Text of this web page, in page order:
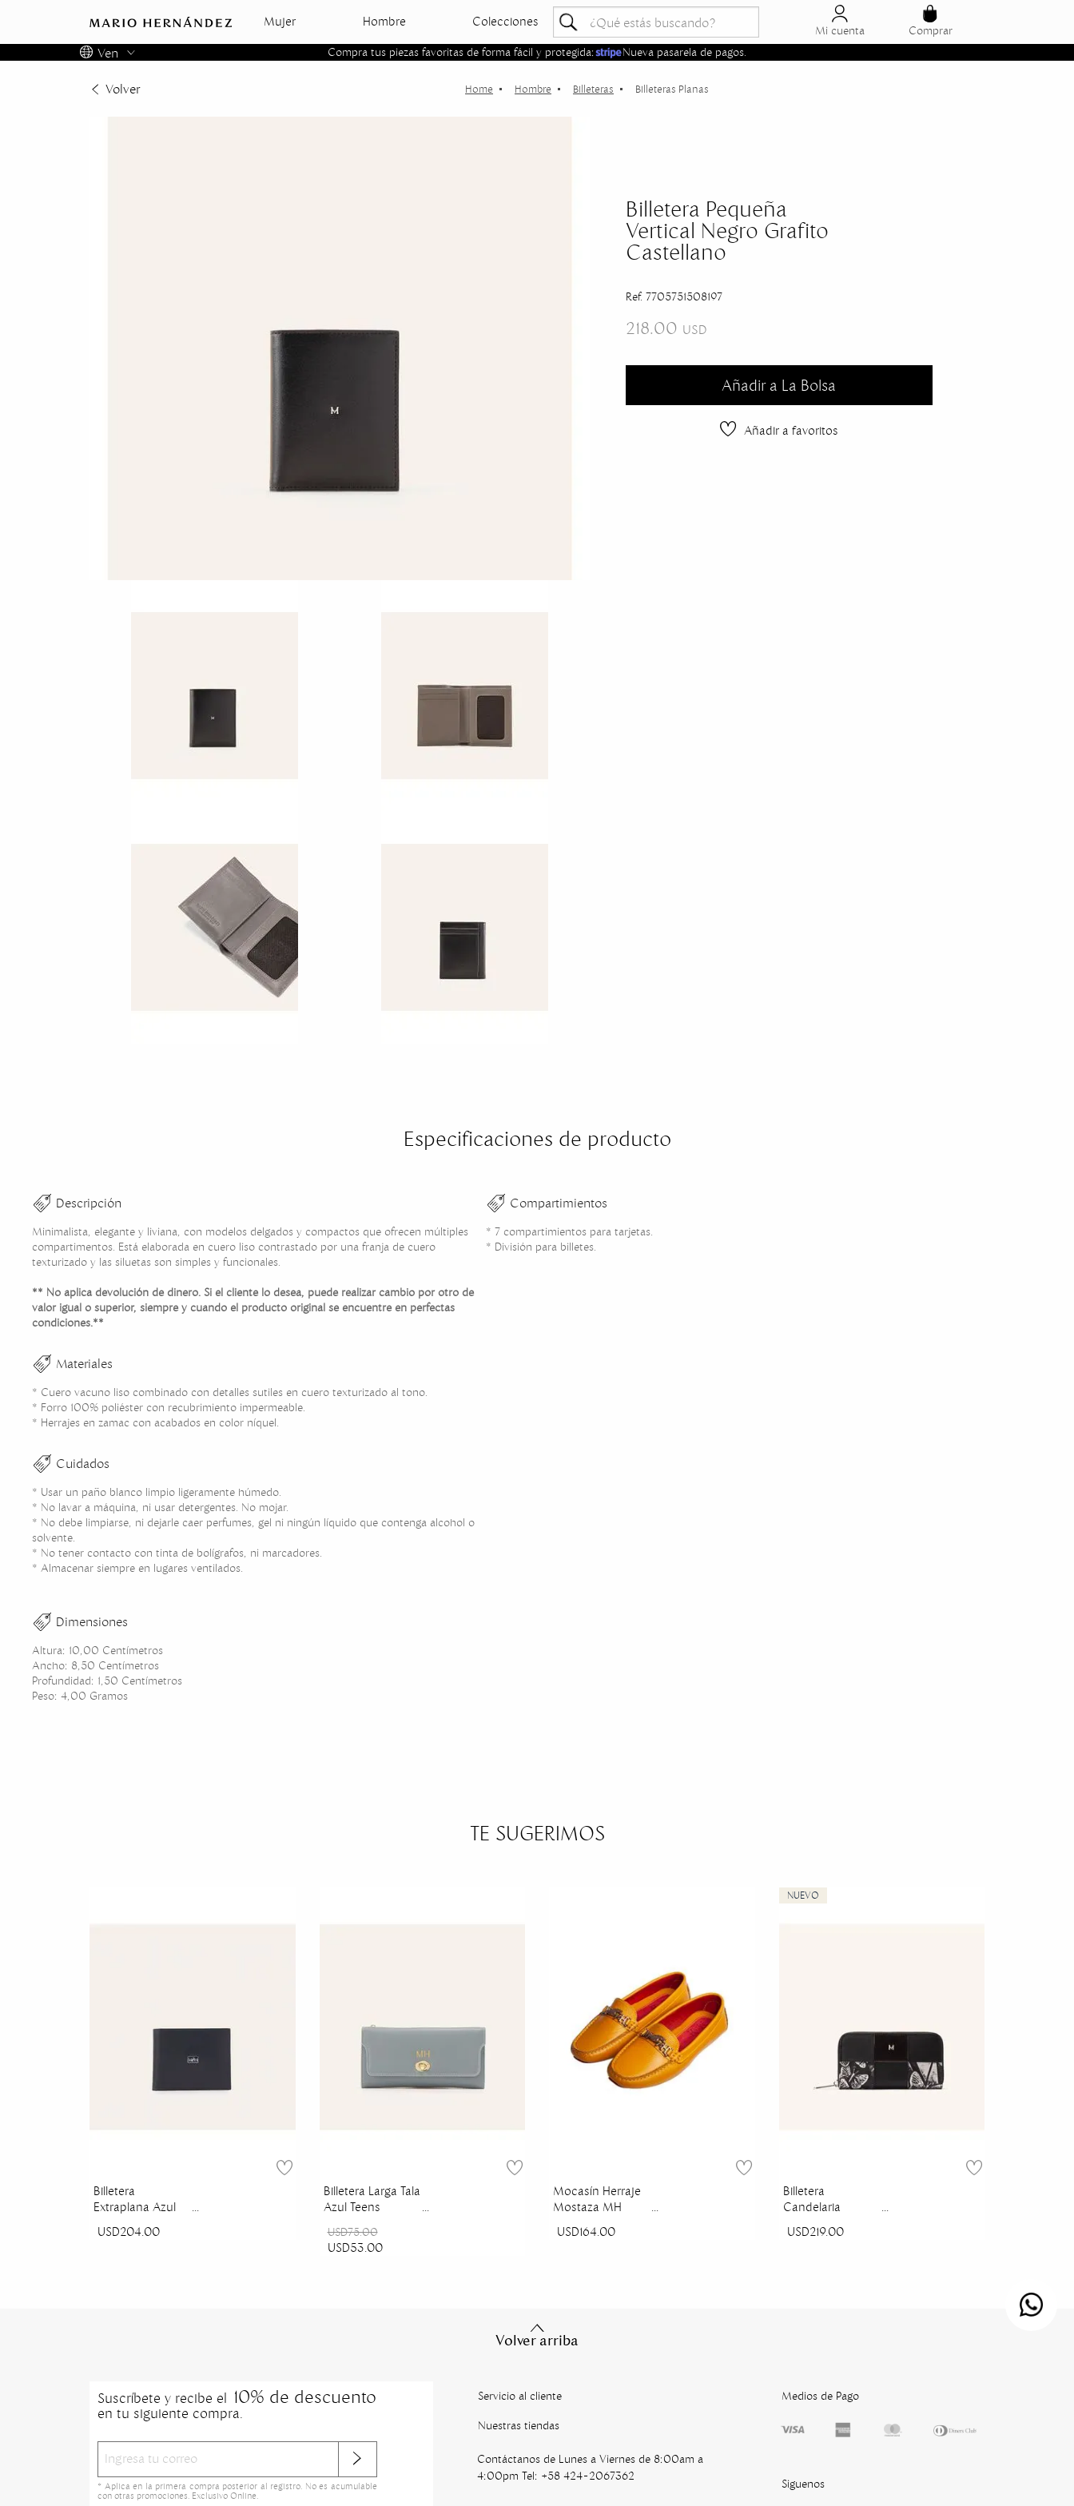
Mujer Hombre Colecciones
Mi cuenta Comprar
Ven
Colombia
Compra tus piezas favoritas de forma fácil y protegida: Nueva pasarela de pagos.
Volver Hombre Billeteras Billeteras Planas
Billetera Pequeña
Vertical Negro Grafito
Castellano
Ref. 7705751508197
218.00 USD
Añadir a La Bolsa
Añadir a favoritos
Especificaciones de producto
Descripción
Minimalista, elegante y liviana, con modelos delgados y compactos que ofrecen múltiples
compartimentos. Está elaborada en cuero liso contrastado por una franja de cuero
texturizado y las siluetas son simples y funcionales.
** No aplica devolución de dinero. Si el cliente lo desea, puede realizar cambio por otro de
valor igual o superior, siempre y cuando el producto original se encuentre en perfectas
condiciones.**
Materiales
* Cuero vacuno liso combinado con detalles sutiles en cuero texturizado al tono.
* Forro 100% poliéster con recubrimiento impermeable.
* Herrajes en zamac con acabados en color níquel.
Cuidados
* Usar un paño blanco limpio ligeramente húmedo.
* No lavar a máquina, ni usar detergentes. No mojar.
* No debe limpiarse, ni dejarle caer perfumes, gel ni ningún líquido que contenga alcohol o
solvente.
* No tener contacto con tinta de bolígrafos, ni marcadores.
* Almacenar siempre en lugares ventilados.
Dimensiones
Altura: 10,00 Centímetros
Ancho: 8,50 Centímetros
Profundidad: 1,50 Centímetros
Peso: 4,00 Gramos
Compartimientos
* 7 compartimientos para tarjetas.
* División para billetes.
TE SUGERIMOS
Billetera
Extraplana Azul
USD204.00
Billetera Larga Tala
Azul Teens
USD75.00
USD53.00
Mocasín Herraje
Mostaza MH
USD164.00
Billetera
Candelaria
Mixtura
USD219.00
Volver arriba
Suscríbete y recibe el 10% de descuento
en tu siguiente compra.
* Aplica en la primera compra posterior al registro. No es acumulable
con otras promociones. Exclusivo Online.
Servicio al cliente
Nuestras tiendas
Contáctanos de Lunes a Viernes de 8:00am a
4:00pm Tel: +58 424-2067362
Medios de Pago
Siguenos